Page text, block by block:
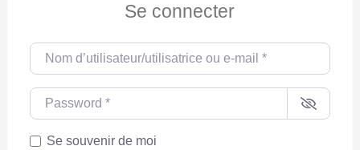
Se connecter
Nom d’utilisateur/utilisatrice ou e-mail
Password
Se souvenir de moi